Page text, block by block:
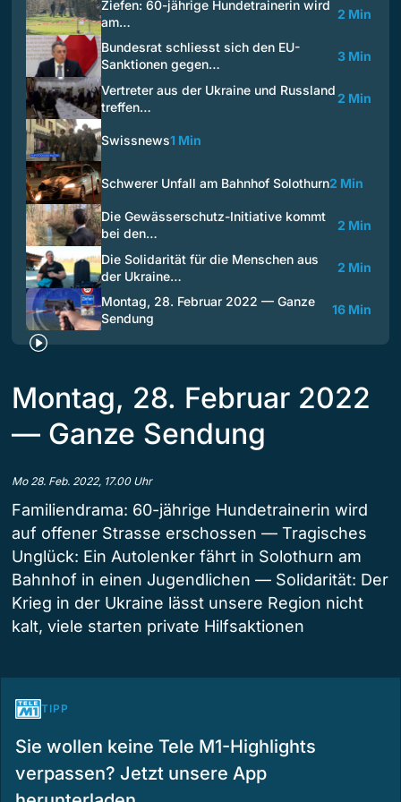
Ziefen: 60-jährige Hundetrainerin wird
am…
2 Min
Bundesrat schliesst sich den EU-
Sanktionen gegen…
3 Min
Vertreter aus der Ukraine und Russland
treffen…
2 Min
Swissnews1 Min
Schwerer Unfall am Bahnhof Solothurn2 Min
Die Gewässerschutz-Initiative kommt
bei den…
2 Min
Die Solidarität für die Menschen aus
der Ukraine…
2 Min
Montag, 28. Februar 2022 — Ganze
Sendung
16 Min
Montag, 28. Februar 2022
— Ganze Sendung
Mo 28. Feb. 2022, 17.00 Uhr
Familiendrama: 60-jährige Hundetrainerin wird
auf offener Strasse erschossen — Tragisches
Unglück: Ein Autolenker fährt in Solothurn am
Bahnhof in einen Jugendlichen — Solidarität: Der
Krieg in der Ukraine lässt unsere Region nicht
kalt, viele starten private Hilfsaktionen
TIPP
Sie wollen keine Tele M1-Highlights
verpassen? Jetzt unsere App